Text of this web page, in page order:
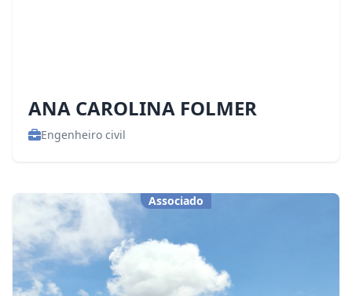
ANA CAROLINA FOLMER
Engenheiro civil
Associado